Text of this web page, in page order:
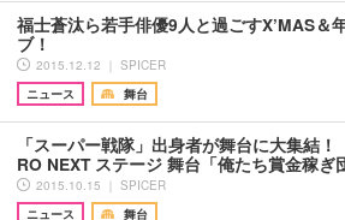
福士蒼汰ら若手俳優9人と過ごすX’MAS＆
ブ！
2015.12.12 ｜ SPICER
ニュース
舞台
「スーパー戦隊」出身者が舞台に大集結
RO NEXT ステージ 舞台「俺たち賞金稼ぎ
2015.10.15 ｜ SPICER
ニュース
舞台